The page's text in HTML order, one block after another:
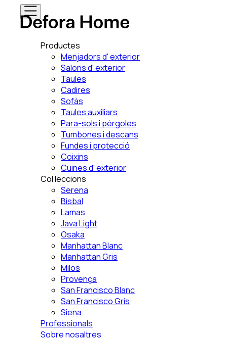
Productes
Menjadors d' exterior
Salons d' exterior
Taules
Cadires
Sofàs
Taules auxiliars
Para-sols i pèrgoles
Tumbones i descans
Fundes i protecció
Coixins
Cuines d' exterior
Col·leccions
Serena
Bisbal
Lamas
Java Light
Osaka
Manhattan Blanc
Manhattan Gris
Milos
Provença
San Francisco Blanc
San Francisco Gris
Siena
Professionals
Sobre nosaltres